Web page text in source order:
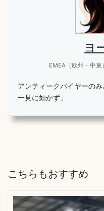
ヨ
EMEA（欧州・中
アンティークバイヤーの
一見に如かず」
こちらもおすすめ